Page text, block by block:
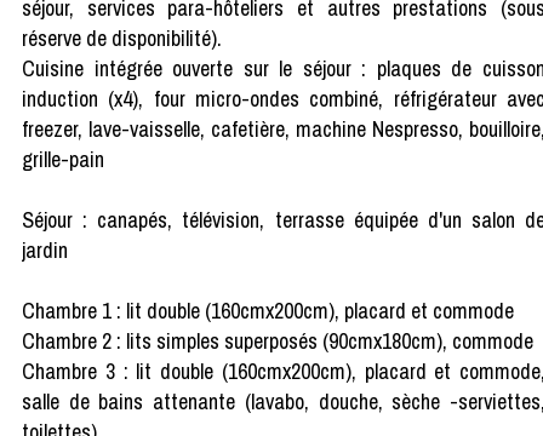
séjour, services para-hôteliers et autres prestations
réserve de disponibilité).
Cuisine intégrée ouverte sur le séjour : plaques de
induction (x4), four micro-ondes combiné, réfrigérateur
freezer, lave-vaisselle, cafetière, machine Nespresso,
grille-pain
Séjour : canapés, télévision, terrasse équipée d'un salon
jardin
Chambre 1 : lit double (160cmx200cm), placard et commode
Chambre 2 : lits simples superposés (90cmx180cm), commode
Chambre 3 : lit double (160cmx200cm), placard et
salle de bains attenante (lavabo, douche, sèche -